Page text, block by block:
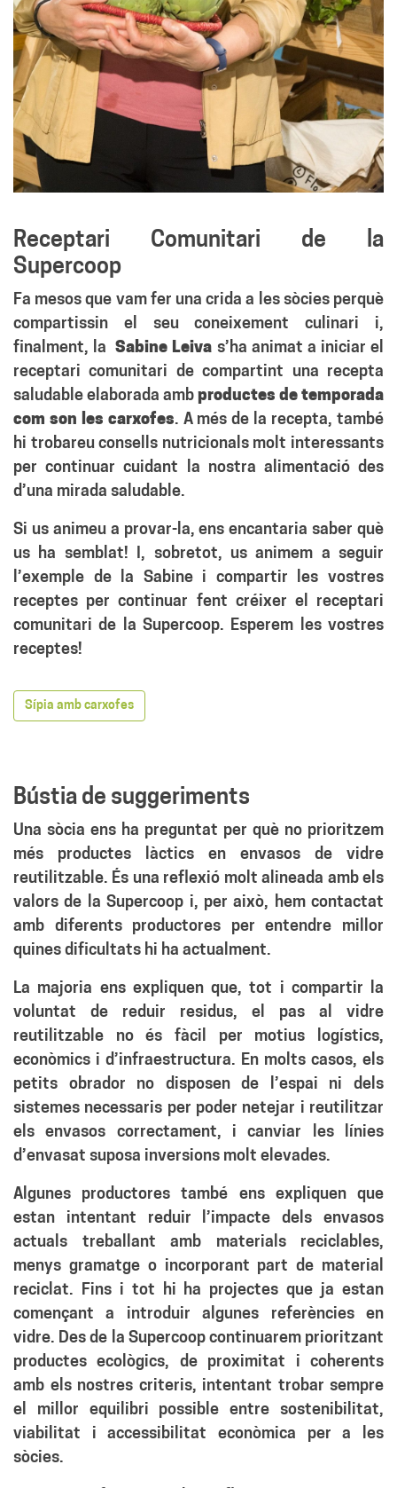
Receptari Comunitari de la
Supercoop
Fa mesos que vam fer una crida a les sòcies perquè
compartissin el seu coneixement culinari i,
finalment, laSabine Leiva s’ha animat a iniciar el
receptari comunitari de compartint una recepta
saludable elaborada amb productes de temporada
com son les carxofes. A més de la recepta, també
hi trobareu consells nutricionals molt interessants
per continuar cuidant la nostra alimentació des
d’una mirada saludable.
Si us animeu a provar-la, ens encantaria saber què
us ha semblat! I, sobretot, us animem a seguir
l’exemple de la Sabine i compartir les vostres
receptes per continuar fent créixer el receptari
comunitari de la Supercoop. Esperem les vostres
receptes!
Sípia amb carxofes
Bústia de suggeriments
Una sòcia ens ha preguntat per què no prioritzem
més productes làctics en envasos de vidre
reutilitzable. És una reflexió molt alineada amb els
valors de la Supercoop i, per això, hem contactat
amb diferents productores per entendre millor
quines dificultats hi ha actualment.
La majoria ens expliquen que, tot i compartir la
voluntat de reduir residus, el pas al vidre
reutilitzable no és fàcil per motius logístics,
econòmics i d’infraestructura. En molts casos, els
petits obrador no disposen de l’espai ni dels
sistemes necessaris per poder netejar i reutilitzar
els envasos correctament, i canviar les línies
d’envasat suposa inversions molt elevades.
Algunes productores també ens expliquen que
estan intentant reduir l’impacte dels envasos
actuals treballant amb materials reciclables,
menys gramatge o incorporant part de material
reciclat. Fins i tot hi ha projectes que ja estan
començant a introduir algunes referències en
vidre. Des de la Supercoop continuarem prioritzant
productes ecològics, de proximitat i coherents
amb els nostres criteris, intentant trobar sempre
el millor equilibri possible entre sostenibilitat,
viabilitat i accessibilitat econòmica per a les
sòcies.